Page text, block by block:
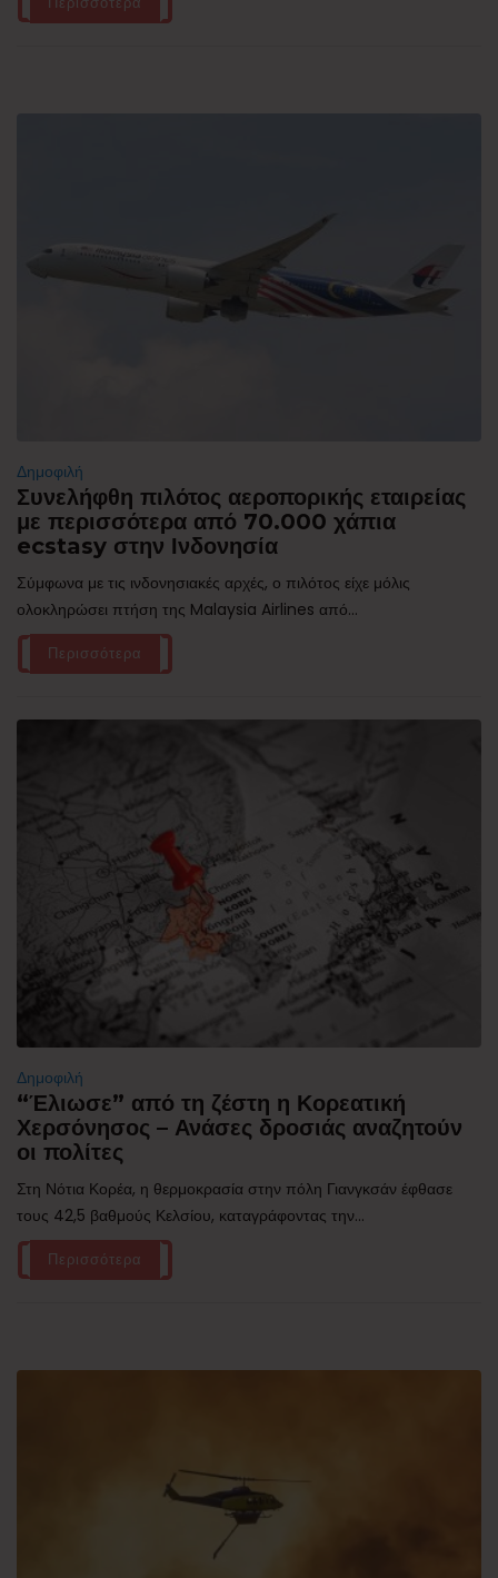
Δημοφιλή
Συνελήφθη πιλότος αεροπορικής εταιρείας
με περισσότερα από 70.000 χάπια
ecstasy στην Ινδονησία
Σύμφωνα με τις ινδονησιακές αρχές, ο πιλότος είχε μόλις
ολοκληρώσει πτήση της Malaysia Airlines από...
Περισσότερα
Δημοφιλή
“Έλιωσε” από τη ζέστη η Κορεατική
Χερσόνησος – Ανάσες δροσιάς αναζητούν
οι πολίτες
Στη Νότια Κορέα, η θερμοκρασία στην πόλη Γιανγκσάν έφθασε
τους 42,5 βαθμούς Κελσίου, καταγράφοντας την...
Περισσότερα